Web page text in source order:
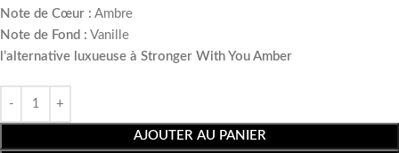
Note de Cœur : Ambre
Note de Fond : Vanille
l’alternative luxueuse à Stronger With You Amber
AJOUTER AU PANIER